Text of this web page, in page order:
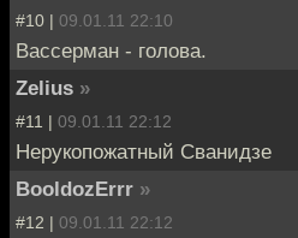
#10 | 09.01.11 22:10
Вассерман - голова.
Zelius »
#11 | 09.01.11 22:12
Нерукопожатный Сванидзе
BooldozErrr »
#12 | 09.01.11 22:12